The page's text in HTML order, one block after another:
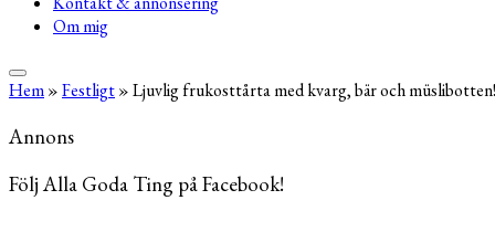
Om mig
Hem»Festligt»Ljuvlig frukosttårta med kvarg, bär och müslibotten!
Annons
Följ Alla Goda Ting på Facebook!